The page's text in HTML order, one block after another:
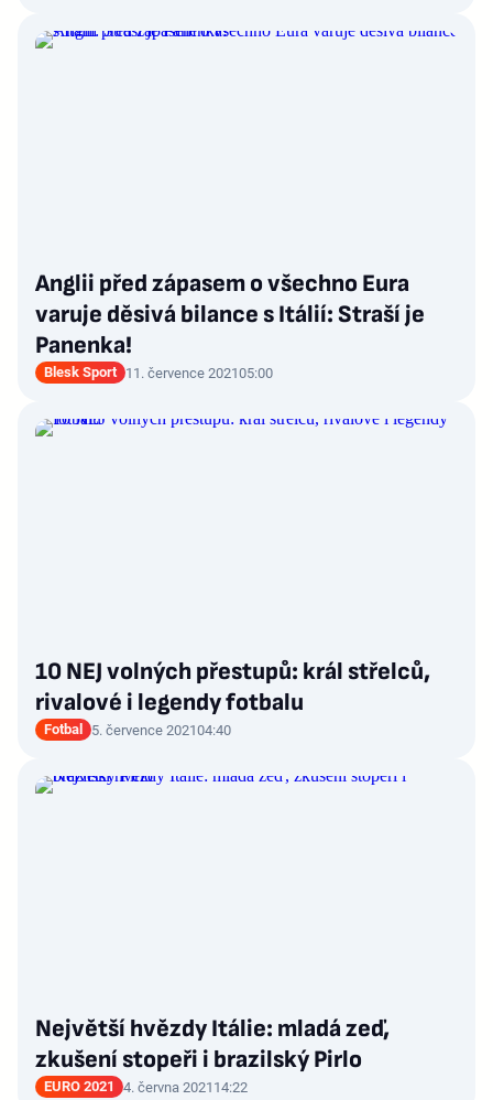
Anglii před zápasem o všechno Eura
varuje děsivá bilance s Itálií: Straší je
Panenka!
Blesk Sport 11. července 202105:00
10 NEJ volných přestupů: král střelců,
rivalové i legendy fotbalu
Fotbal 5. července 202104:40
Největší hvězdy Itálie: mladá zeď,
zkušení stopeři i brazilský Pirlo
EURO 2021 4. června 2021 14:22